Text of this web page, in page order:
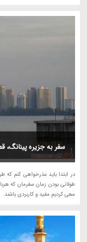
سفر به جزیره
در ابتدا باید عذرخواهى کنم که
طولانى بودن زمان سفرمان که
سعى کردیم مفید و کاربردى باشند.